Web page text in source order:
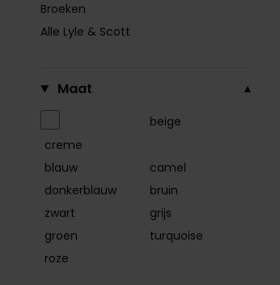
Broeken
Alle Lyle & Scott
Maat
creme
beige
blauw
camel
donkerblauw
bruin
zwart
grijs
groen
turquoise
roze